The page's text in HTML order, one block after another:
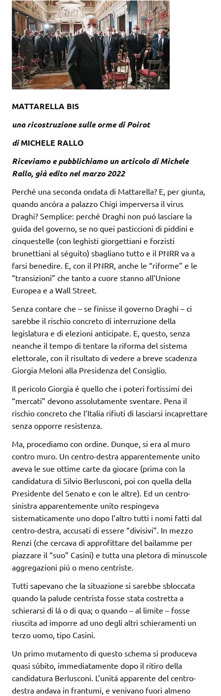
MATTARELLA BIS
una ricostruzione sulle orme di Poirot
diMICHELE RALLO
Riceviamo e pubblichiamo un articolo di Michele
Rallo, già edito nel marzo 2022
Perché una seconda ondata di Mattarella? E, per giunta,
quando ancóra a palazzo Chigi imperversa il virus
Draghi? Semplice: perché Draghi non puó lasciare la
guida del governo, se no quei pasticcioni di piddini e
cinquestelle (con leghisti giorgettiani e forzisti
brunettiani al séguito) sbagliano tutto e il PNRR va a
farsi benedire. E, con il PNRR, anche le “riforme” e le
“transizioni” che tanto a cuore stanno all’Unione
Europea e a Wall Street.
Senza contare che – se finisse il governo Draghi – ci
sarebbe il rischio concreto di interruzione della
legislatura e di elezioni anticipate. E, questo, senza
neanche il tempo di tentare la riforma del sistema
elettorale, con il risultato di vedere a breve scadenza
Giorgia Meloni alla Presidenza del Consiglio.
Il pericolo Giorgia é quello che i poteri fortissimi dei
“mercati” devono assolutamente sventare. Pena il
rischio concreto che l’Italia rifiuti di lasciarsi incaprettare
senza opporre resistenza.
Ma, procediamo con ordine. Dunque, si era al muro
contro muro. Un centro-destra apparentemente unito
aveva le sue ottime carte da giocare (prima con la
candidatura di Silvio Berlusconi, poi con quella della
Presidente del Senato e con le altre). Ed un centro-
sinistra apparentemente unito respingeva
sistematicamente uno dopo l’altro tutti i nomi fatti dal
centro-destra, accusati di essere “divisivi”. In mezzo
Renzi (che cercava di approfittare del bailamme per
piazzare il “suo” Casini) e tutta una pletora di minuscole
aggregazioni piú o meno centriste.
Tutti sapevano che la situazione si sarebbe sbloccata
quando la palude centrista fosse stata costretta a
schierarsi di lá o di qua; o quando – al limite – fosse
riuscita ad imporre ad uno degli altri schieramenti un
terzo uomo, tipo Casini.
Un primo mutamento di questo schema si produceva
quasi súbito, immediatamente dopo il ritiro della
candidatura Berlusconi. L’unitá apparente del centro-
destra andava in frantumi, e venivano fuori almeno